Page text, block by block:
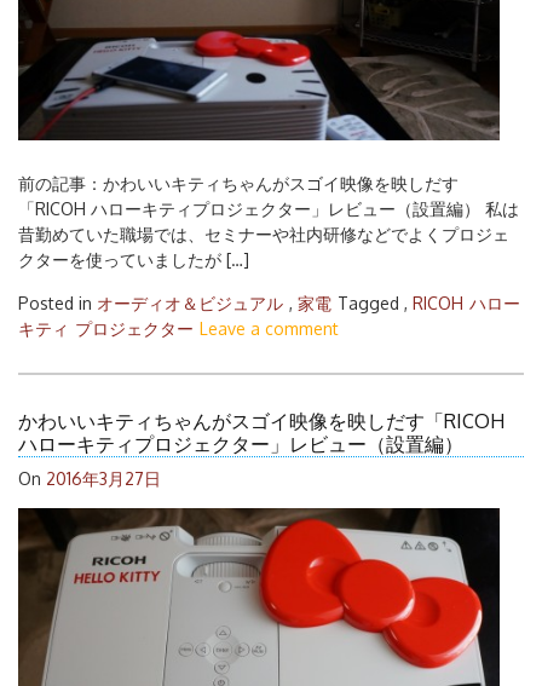
前の記事：かわいいキティちゃんがスゴイ映像を映しだす
「RICOH ハローキティプロジェクター」レビュー（設置編） 私は
昔勤めていた職場では、セミナーや社内研修などでよくプロジェ
クターを使っていましたが […]
Posted in オーディオ＆ビジュアル , 家電 Tagged , RICOH ハロー
キティ プロジェクター Leave a comment
かわいいキティちゃんがスゴイ映像を映しだす「RICOH
ハローキティプロジェクター」レビュー（設置編）
On 2016年3月27日